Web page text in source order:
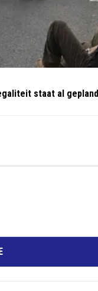
staat al gepland